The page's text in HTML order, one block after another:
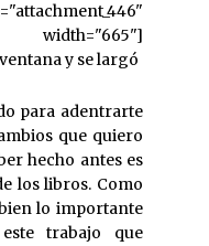
para adentrarte
que quiero
hecho antes es
los libros. Como
lo importante
trabajo que